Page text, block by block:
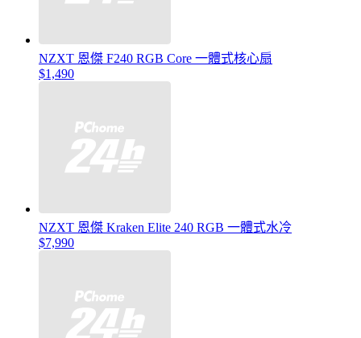
NZXT 恩傑 F240 RGB Core 一體式核心扇
$1,490
NZXT 恩傑 Kraken Elite 240 RGB 一體式水冷
$7,990